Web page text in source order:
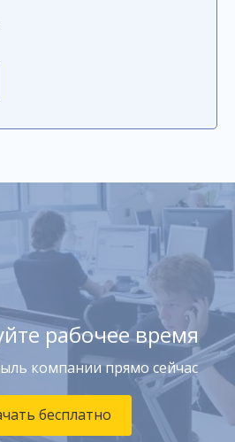
рабочее время
компании прямо сейчас
бесплатно